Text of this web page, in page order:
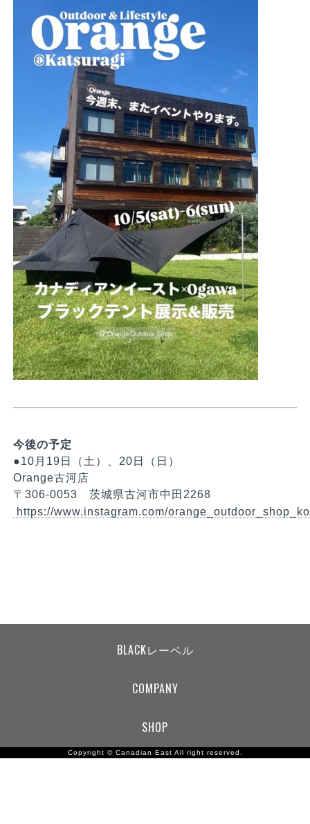
今後の予定
●10月19日（土）、20日（日）
Orange古河店
〒306-0053 茨城県古河市中田2268
https://www.instagram.com/
BLACKレーベル
COMPANY
SHOP
Copyright © Canadian East All right reserved.